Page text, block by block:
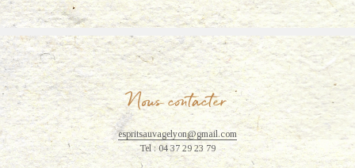
l
l
e
Nous contacter
espritsauvagelyon@gmail.com
Tel : 04 37 29 23 79